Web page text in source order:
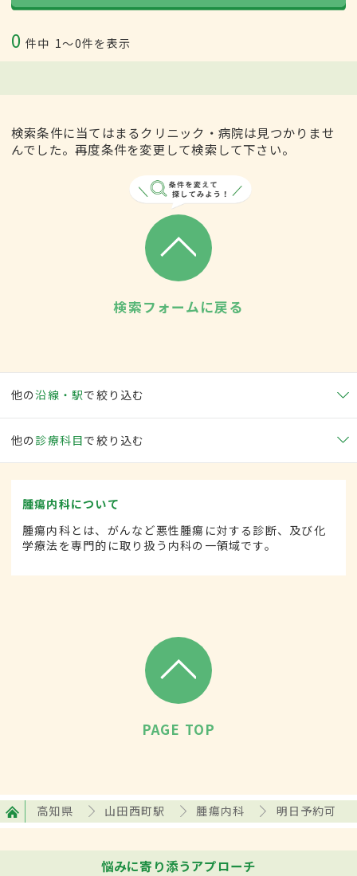
0 件中 1〜0件を表示
検索条件に当てはまるクリニック・病院は見つかりませ
んでした。再度条件を変更して検索して下さい。
検索フォームに戻る
他の沿線・駅で絞り込む
他の 診療科目で絞り込む
腫瘍内科について
腫瘍内科とは、がんなど悪性腫瘍に対する診断、及び化
学療法を専門的に取り扱う内科の一領域です。
PAGE TOP
高知県 山田西町駅 腫瘍内科 明日予約可
悩みに寄り添うアプローチ